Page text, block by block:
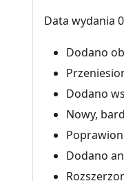
Data wydania
Dodano
Dodano
Nowy,
Dodano